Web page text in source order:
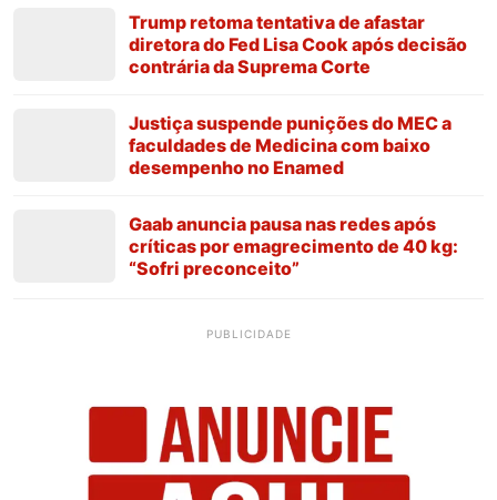
Trump retoma tentativa de afastar
diretora do Fed Lisa Cook após decisão
contrária da Suprema Corte
Justiça suspende punições do MEC a
faculdades de Medicina com baixo
desempenho no Enamed
Gaab anuncia pausa nas redes após
críticas por emagrecimento de 40 kg:
“Sofri preconceito”
PUBLICIDADE